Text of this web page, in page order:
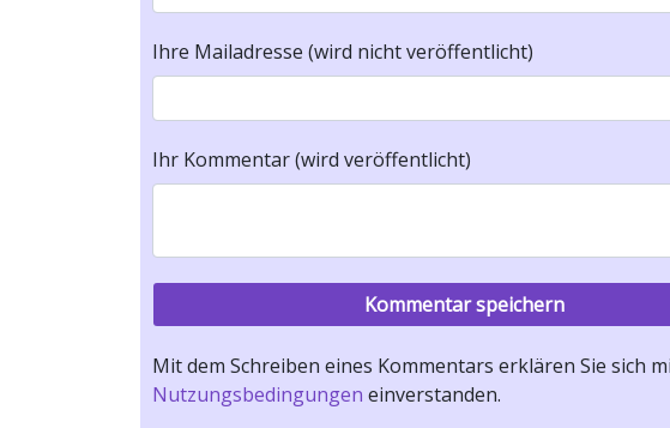
Ihre Mailadresse (wird nicht veröffentlicht)
Ihr Kommentar (wird veröffentlicht)
Mit dem Schreiben eines Kommentars erklären Sie sich
Nutzungsbedingungen einverstanden.